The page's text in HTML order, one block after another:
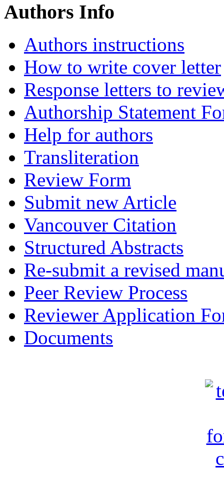
Authors Info
Authors instructions
How to write cover letter
Response letters to
Authorship Statement
Help for authors
Transliteration
Review Form
Submit new Article
Vancouver Citation
Structured Abstracts
Re-submit a revised
Peer Review Process
Reviewer Application
Documents